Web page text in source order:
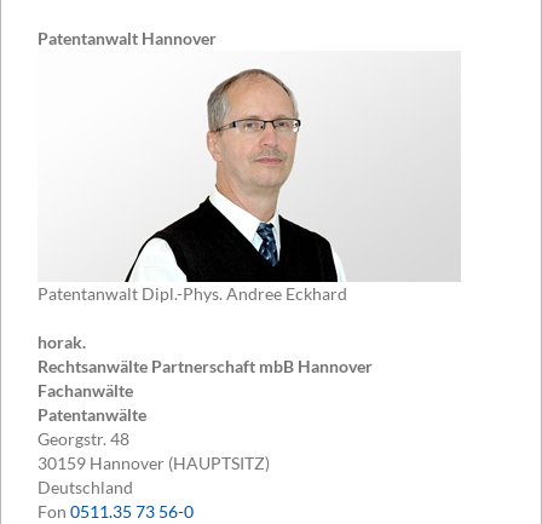
Patentanwalt Hannover
Patentanwalt Dipl.-Phys. Andree Eckhard
horak.
Rechtsanwälte Partnerschaft mbB Hannover
Fachanwälte
Patentanwälte
Georgstr. 48
30159 Hannover (HAUPTSITZ)
Deutschland
Fon 0511.35 73 56-0